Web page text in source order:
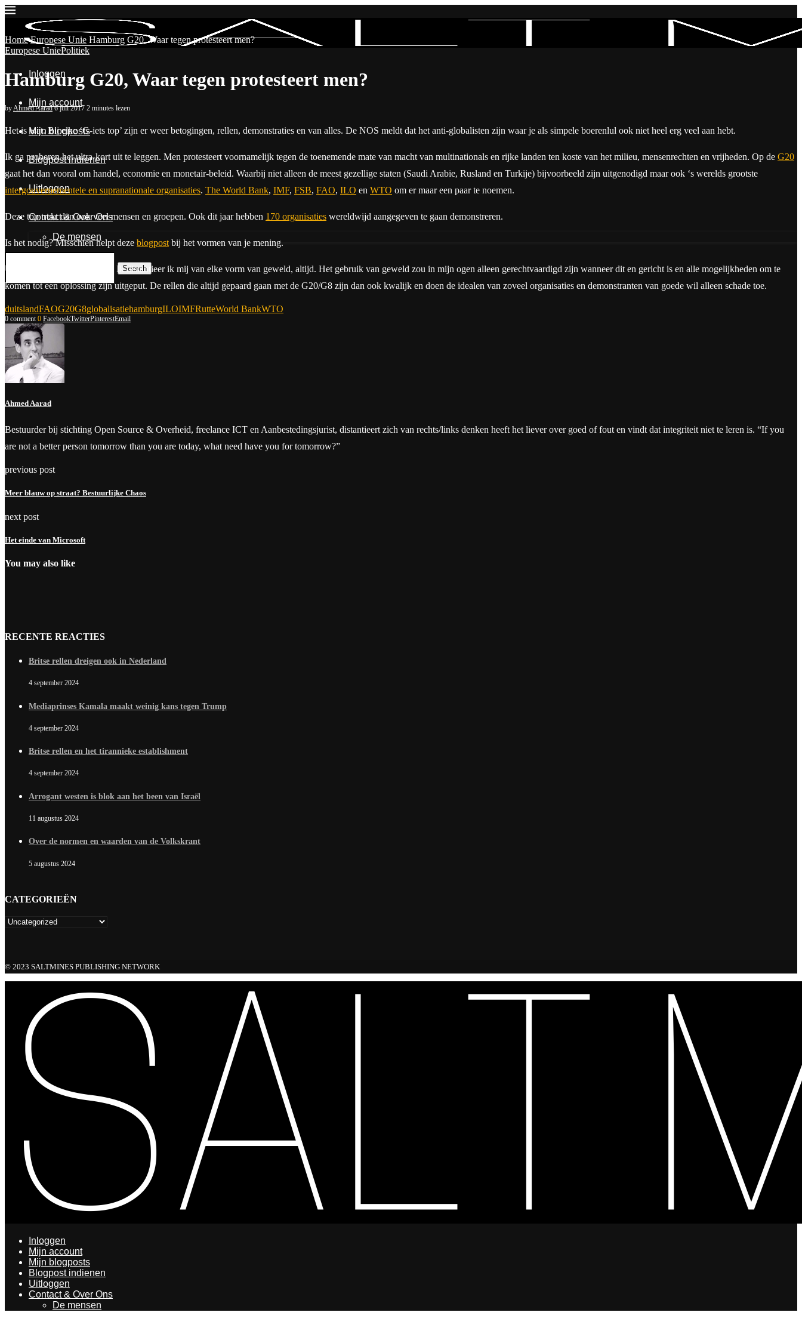
Inloggen
Mijn account
Mijn blogposts
Blogpost indienen
Uitloggen
Contact & Over Ons
De mensen
Search
Home Europese Unie Hamburg G20, Waar tegen protesteert men?
Europese UniePolitiek
Hamburg G20, Waar tegen protesteert men?
byAhmed Aarad 6 juli 2017 2 minutes lezen
Het is wat. Bij elke ‘G-iets top’ zijn er weer betogingen, rellen, demonstraties en van alles. De NOS meldt dat het anti-globalisten zijn waar je als simpele boerenlul ook niet heel erg veel aan hebt.
Ik ga proberen het ultra-kort uit te leggen. Men protesteert voornamelijk tegen de toenemende mate van macht van multinationals en rijke landen ten koste van het milieu, mensenrechten en vrijheden. Op de G20
gaat het dan vooral om handel, economie en monetair-beleid. Waarbij niet alleen de meest gezellige staten (Saudi Arabie, Rusland en Turkije) bijvoorbeeld zijn uitgenodigd maar ook ‘s werelds grootste
intergouvernementele en supranationale organisaties. The World Bank, IMF, FSB, FAO, ILO en WTO om er maar een paar te noemen.
Deze top trekt dan ook veel mensen en groepen. Ook dit jaar hebben 170 organisaties wereldwijd aangegeven te gaan demonstreren.
Is het nodig? Misschien helpt deze blogpost bij het vormen van je mening.
Update:
Ter verduidelijking. Ik distantieer ik mij van elke vorm van geweld, altijd. Het gebruik van geweld zou in mijn ogen alleen gerechtvaardigd zijn wanneer dit en gericht is en alle mogelijkheden om te
komen tot een oplossing zijn uitgeput. De rellen die altijd gepaard gaan met de G20/G8 zijn dan ook kwalijk en doen de idealen van zoveel organisaties en demonstranten van goede wil alleen schade toe.
duitslandFAOG20G8globalisatiehamburgILOIMFRutteWorld BankWTO
0 comment 0 FacebookTwitterPinterestEmail
Ahmed Aarad
Bestuurder bij stichting Open Source & Overheid, freelance ICT en Aanbestedingsjurist, distantieert zich van rechts/links denken heeft het liever over goed of fout en vindt dat integriteit niet te leren is. “If you
are not a better person tomorrow than you are today, what need have you for tomorrow?”
previous post
Meer blauw op straat? Bestuurlijke Chaos
next post
Het einde van Microsoft
You may also like
RECENTE REACTIES
Britse rellen dreigen ook in Nederland
4 september 2024
Mediaprinses Kamala maakt weinig kans tegen Trump
4 september 2024
Britse rellen en het tirannieke establishment
4 september 2024
Arrogant westen is blok aan het been van Israël
11 augustus 2024
Over de normen en waarden van de Volkskrant
5 augustus 2024
CATEGORIEËN
© 2023 SALTMINES PUBLISHING NETWORK
Inloggen
Mijn account
Mijn blogposts
Blogpost indienen
Uitloggen
Contact & Over Ons
De mensen